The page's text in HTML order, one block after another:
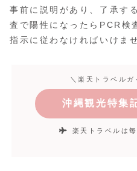
事前に説明があり、了承す
査で陽性になったらPCR検
指示に従わなければいけま
＼楽天トラベルガ
沖縄観光特集
楽天トラベルは毎